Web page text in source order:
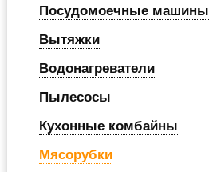
Посудомоечные машины
Вытяжки
Водонагреватели
Пылесосы
Кухонные комбайны
Мясорубки